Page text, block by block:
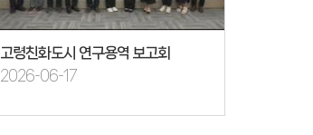
고령친화도시 연구용역 보고회
2026-06-17